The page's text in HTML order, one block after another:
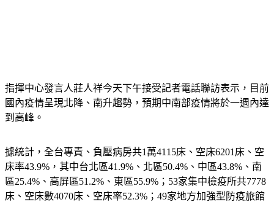
指揮中心發言人莊人祥今天下午接受記者電話聯訪表示，目前
國內疫情呈現北降、南升趨勢，預期中南部疫情將於一週內達
到高峰。
據統計，全台專責、負壓病房共1萬4115床、空床6201床、空
床率43.9%，其中台北區41.9%、北區50.4%、中區43.8%、南
區25.4%、高屏區51.2%、東區55.9%；53家集中檢疫所共7778
床、空床數4070床、空床率52.3%；49家地方加強型防疫旅館